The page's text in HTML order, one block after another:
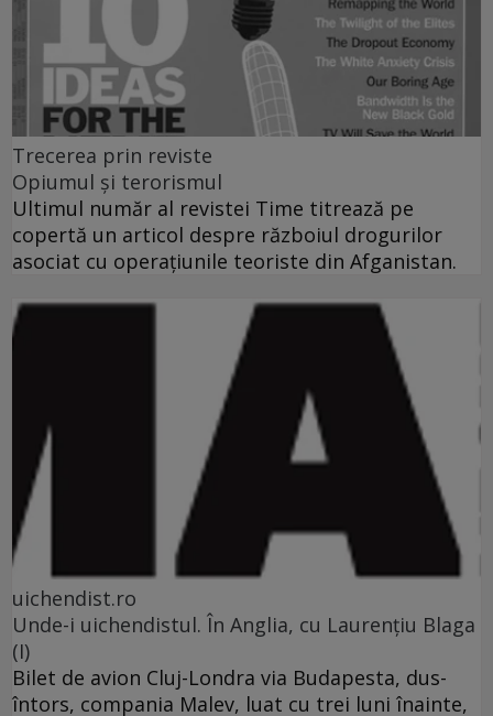
Trecerea prin reviste
Opiumul şi terorismul
Ultimul număr al revistei Time titrează pe
copertă un articol despre războiul drogurilor
asociat cu operaţiunile teoriste din Afganistan.
uichendist.ro
Unde-i uichendistul. În Anglia, cu Laurenţiu Blaga
(I)
Bilet de avion Cluj-Londra via Budapesta, dus-
întors, compania Malev, luat cu trei luni înainte,